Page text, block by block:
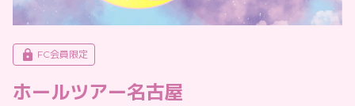
FC会員限定
ホールツアー名古屋